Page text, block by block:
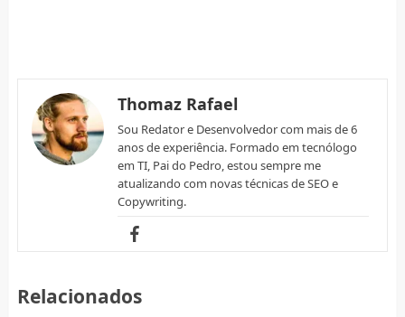
Thomaz Rafael
Sou Redator e Desenvolvedor com mais de 6
anos de experiência. Formado em tecnólogo
em TI, Pai do Pedro, estou sempre me
atualizando com novas técnicas de SEO e
Copywriting.
Relacionados